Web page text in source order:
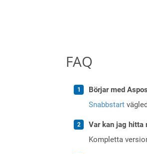
FAQ
Börjar med
Snabbstart
Var kan jag hitta
Kompletta